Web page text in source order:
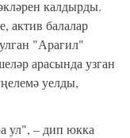
калдырды.
актив балалар
"Арагил"
арасында узган
уелды,
ул", – дип юкка